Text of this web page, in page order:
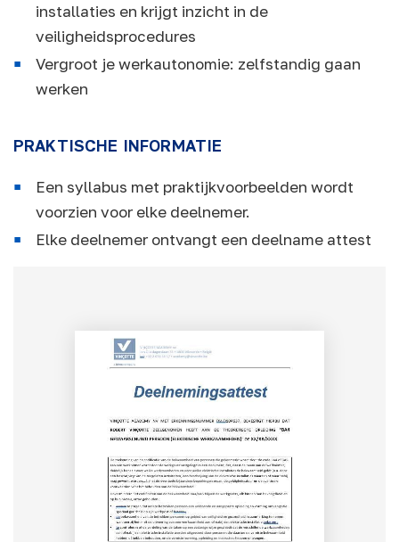
installaties en krijgt inzicht in de
veiligheidsprocedures
Vergroot je werkautonomie: zelfstandig gaan
werken
PRAKTISCHE INFORMATIE
Een syllabus met praktijkvoorbeelden wordt
voorzien voor elke deelnemer.
Elke deelnemer ontvangt een deelname attest